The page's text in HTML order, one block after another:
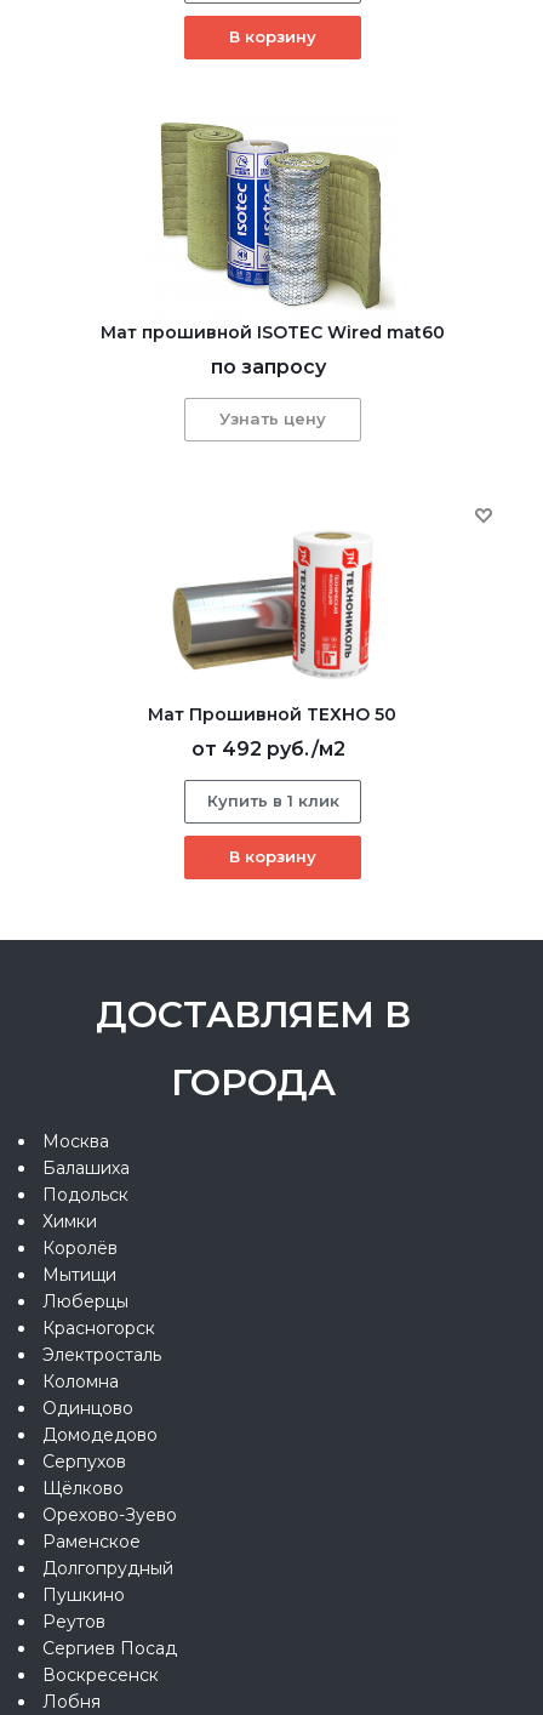
В корзину
Мат прошивной ISOTEC Wired mat60
по запросу
Узнать цену
Мат Прошивной ТЕХНО 50
от 492 руб./м2
Купить в 1 клик
В корзину
ДОСТАВЛЯЕМ В
ГОРОДА
Москва
Балашиха
Подольск
Химки
Королёв
Мытищи
Люберцы
Красногорск
Электросталь
Коломна
Одинцово
Домодедово
Серпухов
Щёлково
Орехово-Зуево
Раменское
Долгопрудный
Пушкино
Реутов
Сергиев Посад
Воскресенск
Лобня